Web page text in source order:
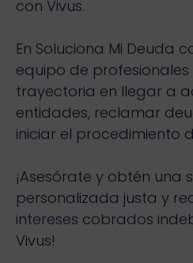
con Vivus.
En Soluciona Mi Deuda
equipo de
trayectoria en llegar a
entidades, reclamar
iniciar el procedimiento
¡Asesórate y obtén una
personalizada justa y
intereses cobrados
Vivus!